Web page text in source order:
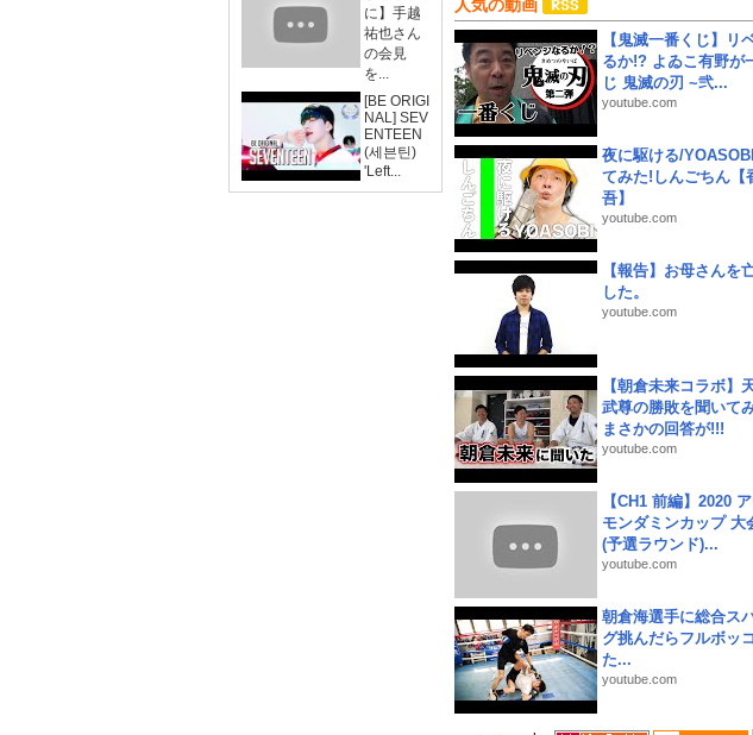
に】手越
祐也さん
の会見
を...
[BE ORIGI
NAL] SEV
ENTEEN
(세븐틴)
'Left...
人気の動画
【鬼滅一番くじ】リ
るか!? よゐこ有野が
じ 鬼滅の刃 ~弐...
youtube.com
夜に駆ける/
てみた!しんごちん【
吾】
youtube.com
【報告】お母さんを
した。
youtube.com
【朝倉未来コラボ】
武尊の勝敗を聞いて
まさかの回答が!!!
youtube.com
【CH1 前編】2020
モンダミンカップ 大
(予選ラウンド)...
youtube.com
朝倉海選手に総合ス
グ挑んだらフルボッ
た...
youtube.com